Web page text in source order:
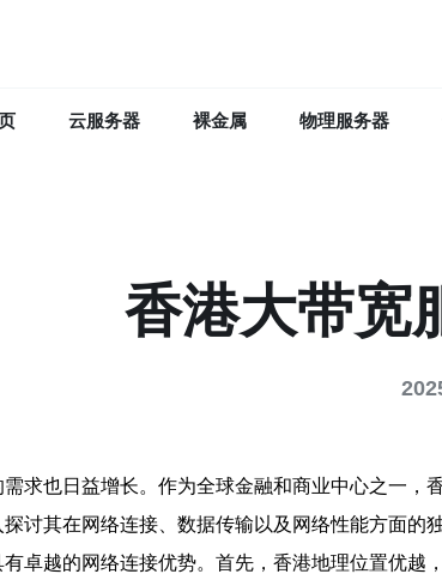
云服务器 裸金属 物理服务器
香港大带宽
求也日益增长。作为全球金融和商业中心之一
讨其在网络连接、数据传输以及网络性能方面的独
卓越的网络连接优势。首先，香港地理位置优